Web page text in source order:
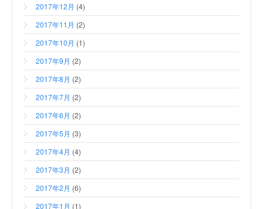
2017年12月 (4)
2017年11月 (2)
2017年10月 (1)
2017年9月 (2)
2017年8月 (2)
2017年7月 (2)
2017年6月 (2)
2017年5月 (3)
2017年4月 (4)
2017年3月 (2)
2017年2月 (6)
2017年1月 (1)